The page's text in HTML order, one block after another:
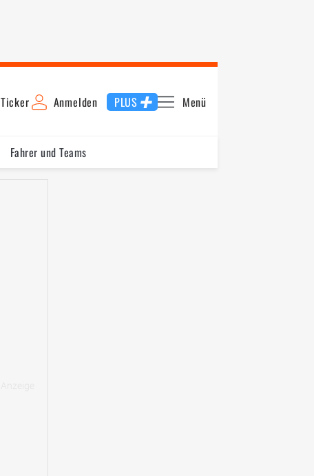
Ticker Anmelden PLUS Menü
Fahrer und Teams